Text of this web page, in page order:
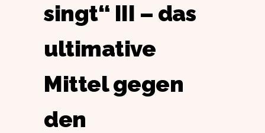
singt“ III – das
ultimative
Mittel gegen
den